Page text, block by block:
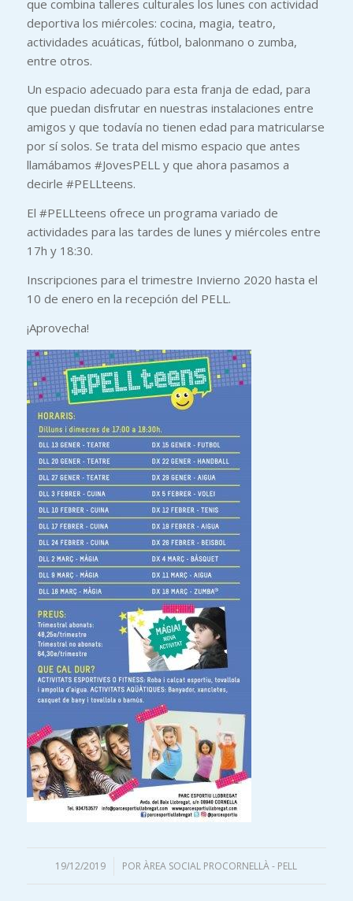
que combina talleres culturales los lunes con actividad
deportiva los miércoles: cocina, magia, teatro,
actividades acuáticas, fútbol, ​​balonmano o zumba,
entre otros.
Un espacio adecuado para esta franja de edad, para
que puedan disfrutar en nuestras instalaciones entre
amigos y que todavía no tienen edad para matricularse
por sí solos. Se trata del mismo espacio que antes
llamábamos #JovesPELL y que ahora pasamos a
decirle #PELLteens.
El #PELLteens ofrece un programa variado de
actividades para las tardes de lunes y miércoles entre
17h y 18:30.
Inscripciones para el trimestre Invierno 2020 hasta el
10 de enero en la recepción del PELL.
¡Aprovecha!
19/12/2019
/ PORÀREA SOCIAL PROCORNELLÀ - PELL